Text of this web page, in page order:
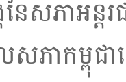
សភាអន្ត
កម្ពុជាធ្វ